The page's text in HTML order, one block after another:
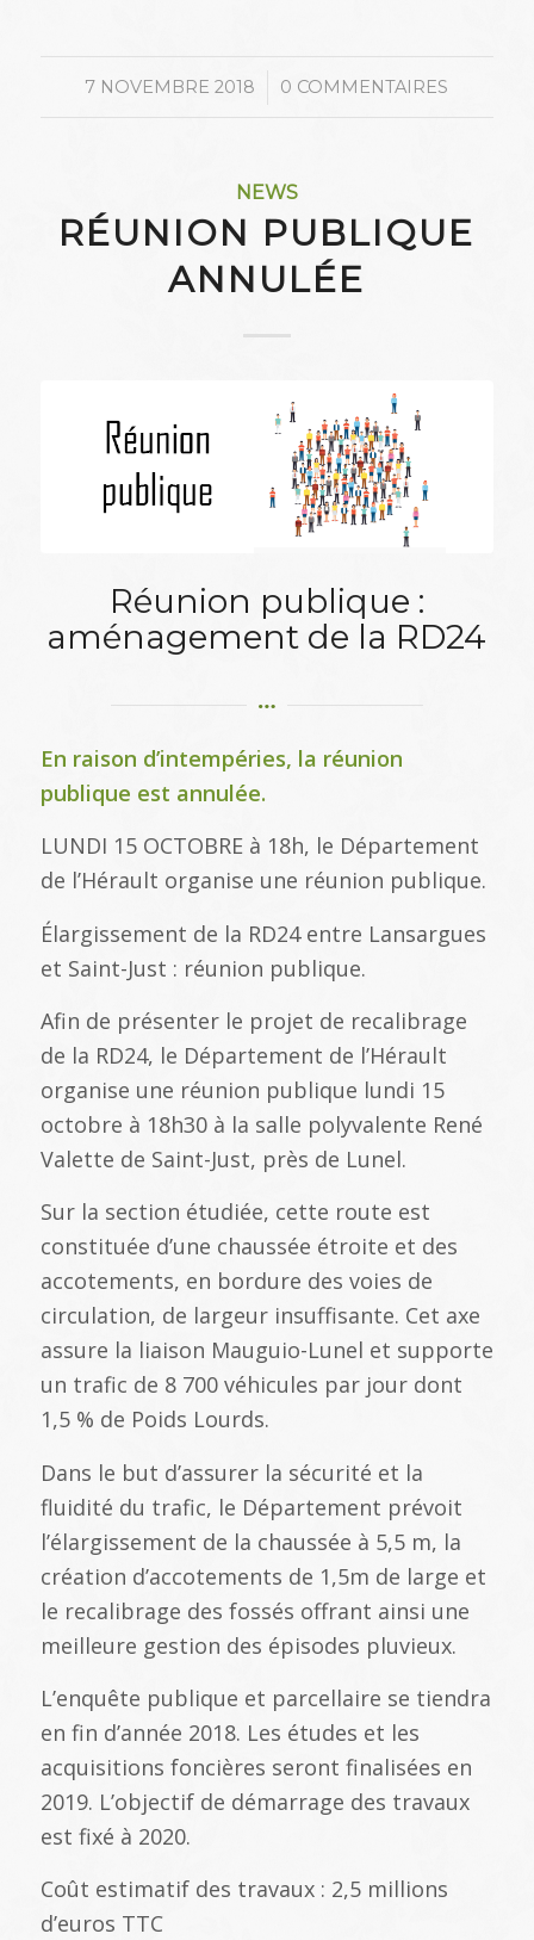
7 NOVEMBRE 2018
/ 0 COMMENTAIRES
NEWS
RÉUNION PUBLIQUE
ANNULÉE
Réunion publique :
aménagement de la RD24
En raison d’intempéries, la réunion
publique est annulée.
LUNDI 15 OCTOBRE à 18h, le Département
de l’Hérault organise une réunion publique.
Élargissement de la RD24 entre Lansargues
et Saint-Just : réunion publique.
Afin de présenter le projet de recalibrage
de la RD24, le Département de l’Hérault
organise une réunion publique lundi 15
octobre à 18h30 à la salle polyvalente René
Valette de Saint-Just, près de Lunel.
Sur la section étudiée, cette route est
constituée d’une chaussée étroite et des
accotements, en bordure des voies de
circulation, de largeur insuffisante. Cet axe
assure la liaison Mauguio-Lunel et supporte
un trafic de 8 700 véhicules par jour dont
1,5 % de Poids Lourds.
Dans le but d’assurer la sécurité et la
fluidité du trafic, le Département prévoit
l’élargissement de la chaussée à 5,5 m, la
création d’accotements de 1,5m de large et
le recalibrage des fossés offrant ainsi une
meilleure gestion des épisodes pluvieux.
L’enquête publique et parcellaire se tiendra
en fin d’année 2018. Les études et les
acquisitions foncières seront finalisées en
2019. L’objectif de démarrage des travaux
est fixé à 2020.
Coût estimatif des travaux : 2,5 millions
d’euros TTC